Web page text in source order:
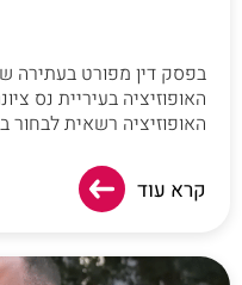
בפסק דין מפורט בעתירה
האופוזיציה בעיריית נס
האופוזיציה רשאית
קרא עוד